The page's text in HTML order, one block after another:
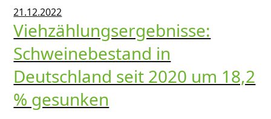
21.12.2022
Viehzählungsergebnisse:
Schweinebestand in
Deutschland seit 2020 um 18,2
% gesunken